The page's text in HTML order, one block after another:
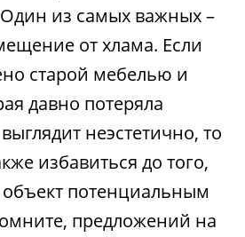
из самых важных –
от хлама. Если
старой мебелью и
давно потеряла
неэстетично, то
избавиться до того,
объект потенциальным
предложений на